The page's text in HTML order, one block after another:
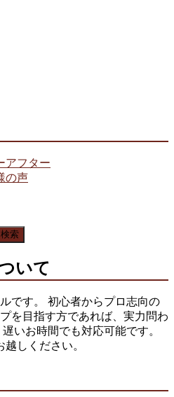
アフター
の声
いて
です。 初心者からプロ志向の
を目指す方であれば、実力問わ
いお時間でも対応可能です。
しください。